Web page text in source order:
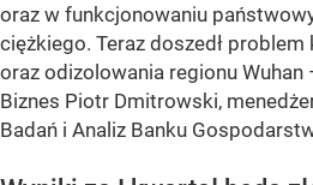
oraz w funkcjonowaniu
ciężkiego. Teraz doszedł
oraz odizolowania regionu
Biznes Piotr Dmitrowski,
Badań i Analiz Banku